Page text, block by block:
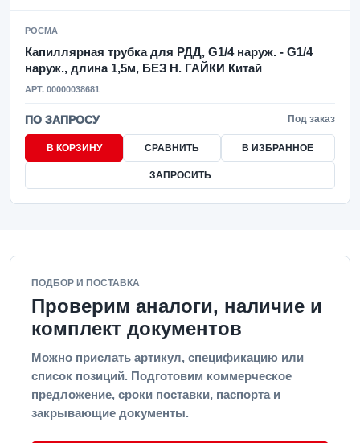
РОСМА
Капиллярная трубка для РДД, G1/4 наруж. - G1/4
наруж., длина 1,5м, БЕЗ Н. ГАЙКИ Китай
АРТ. 00000038681
ПО ЗАПРОСУ Под заказ
В КОРЗИНУ СРАВНИТЬ В ИЗБРАННОЕ
ЗАПРОСИТЬ
ПОДБОР И ПОСТАВКА
Проверим аналоги, наличие и
комплект документов
Можно прислать артикул, спецификацию или
список позиций. Подготовим коммерческое
предложение, сроки поставки, паспорта и
закрывающие документы.